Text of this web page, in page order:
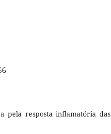
pela resposta inflamatória das